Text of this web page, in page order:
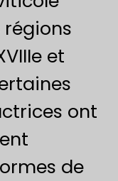
et
ont
de